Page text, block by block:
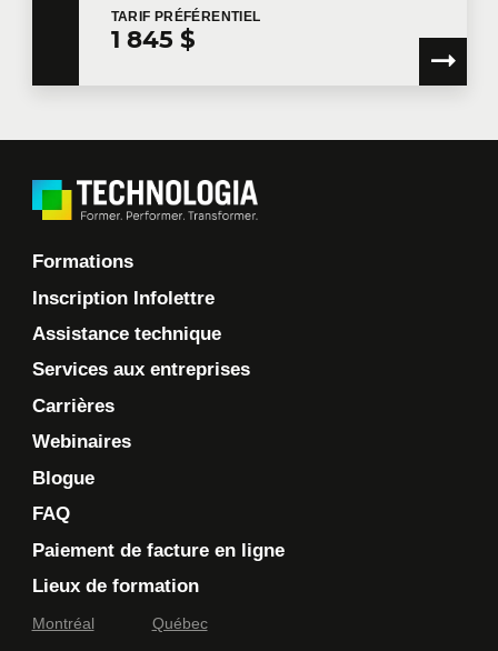
TARIF PRÉFÉRENTIEL
1 845 $
Formations
Inscription Infolettre
Assistance technique
Services aux entreprises
Carrières
Webinaires
Blogue
FAQ
Paiement de facture en ligne
Lieux de formation
Montréal Québec